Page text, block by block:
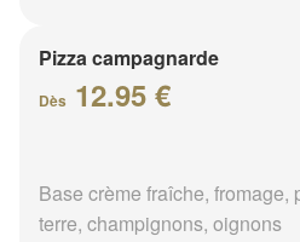
Pizza campagnarde
Dès 12.95 €
Base crème fraîche, fromage,
terre, champignons, oignons